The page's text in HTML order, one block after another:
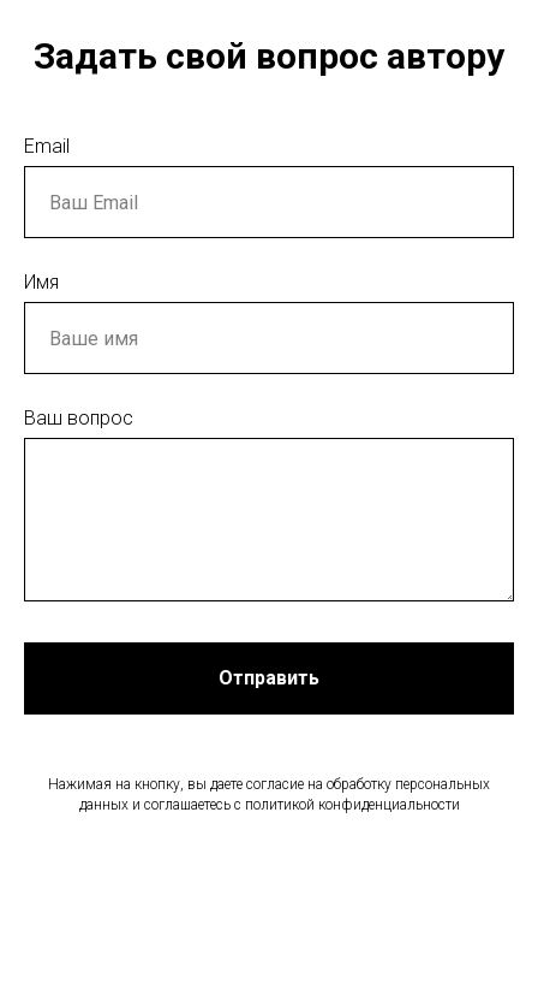
Задать свой вопрос автору
Email
Имя
Ваш вопрос
Отправить
Нажимая на кнопку, вы даете согласие на обработку персональных
данных и соглашаетесь c политикой конфиденциальности